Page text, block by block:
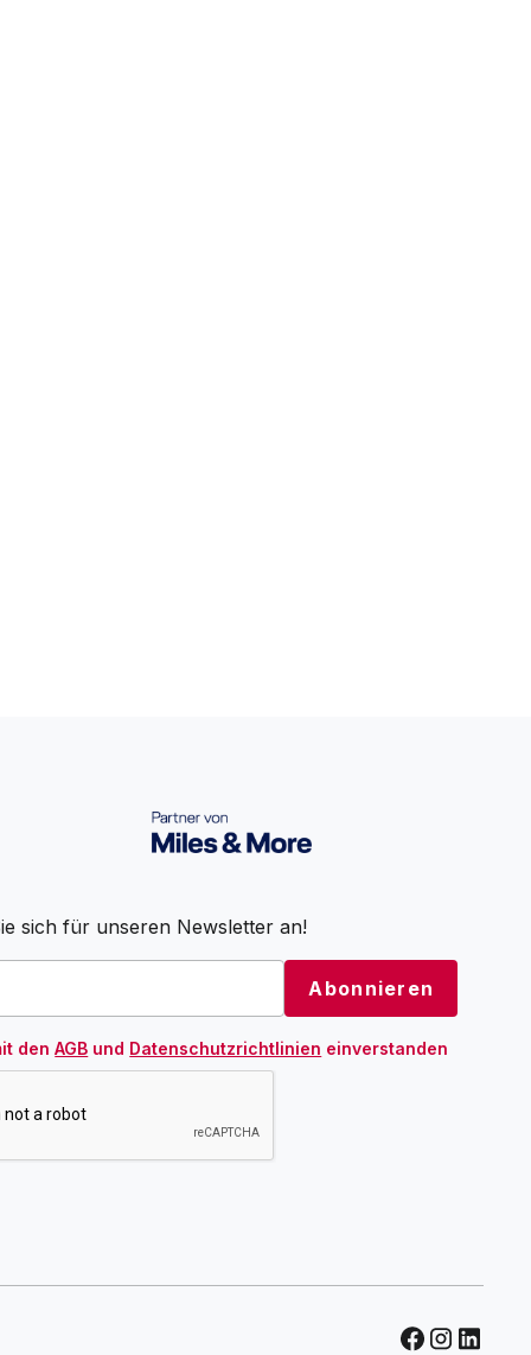
sich für unseren Newsletter an!
denAGB und Datenschutzrichtlinien einverstanden